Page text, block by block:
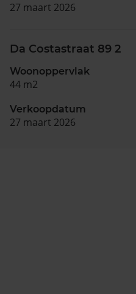
27 maart 2026
Da Costastraat 89 2
Woonoppervlak
44 m2
Verkoopdatum
27 maart 2026